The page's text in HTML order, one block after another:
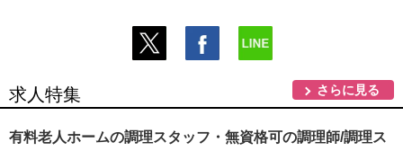
求人特集 さらに見る
有料老人ホームの調理スタッフ・無資格可の調理師/調理ス